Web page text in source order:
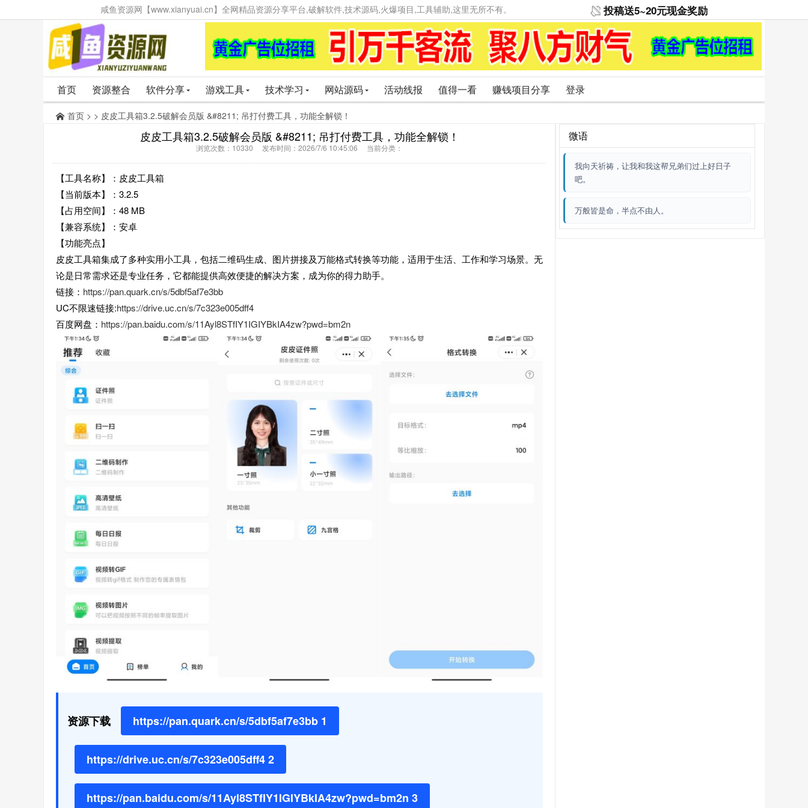
咸鱼资源网【www.xianyuai.cn】全网精品资源分享平台,破解软件,技术源码,火爆项目,工具辅助,这里无所不有。 投稿送5~20元现金奖励
首页 资源整合 软件分享 游戏工具 技术学习 网站源码 活动线报 值得一看 赚钱项目分享 登录
首页 > > ‌皮皮工具箱3.2.5破解会员版 &#8211; 吊打付费工具，功能全解锁！‌
‌皮皮工具箱3.2.5破解会员版 &#8211; 吊打付费工具，功能全解锁！‌
浏览次数：10330 发布时间：2026/7/6 10:45:06 当前分类：
【工具名称】：皮皮工具箱
【当前版本】：3.2.5
【占用空间】：48 MB
【兼容系统】：安卓
【功能亮点】
皮皮工具箱集成了多种实用小工具，包括二维码生成、图片拼接及万能格式转换等功能，适用于生活、工作和学习场景。无
论是日常需求还是专业任务，它都能提供高效便捷的解决方案，成为你的得力助手。
链接： https://pan.quark.cn/s/5dbf5af7e3bb
UC不限速链接:https://drive.uc.cn/s/7c323e005dff4
百度网盘： https://pan.baidu.com/s/11Ayl8STfIY1IGIYBkIA4zw?pwd=bm2n
资源下载 https://pan.quark.cn/s/5dbf5af7e3bb 1
https://drive.uc.cn/s/7c323e005dff4 2
https://pan.baidu.com/s/11Ayl8STfIY1IGIYBkIA4zw?pwd=bm2n 3
微语
我向天祈祷，让我和我这帮兄弟们过上好日子
吧。
万般皆是命，半点不由人。